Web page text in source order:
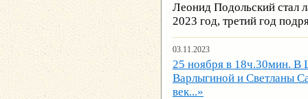
Леонид Подольский стал
2023 год, третий год
03.11.2023
25 ноября в 18ч.30мин. В
Варлыгиной и Светланы
век...»